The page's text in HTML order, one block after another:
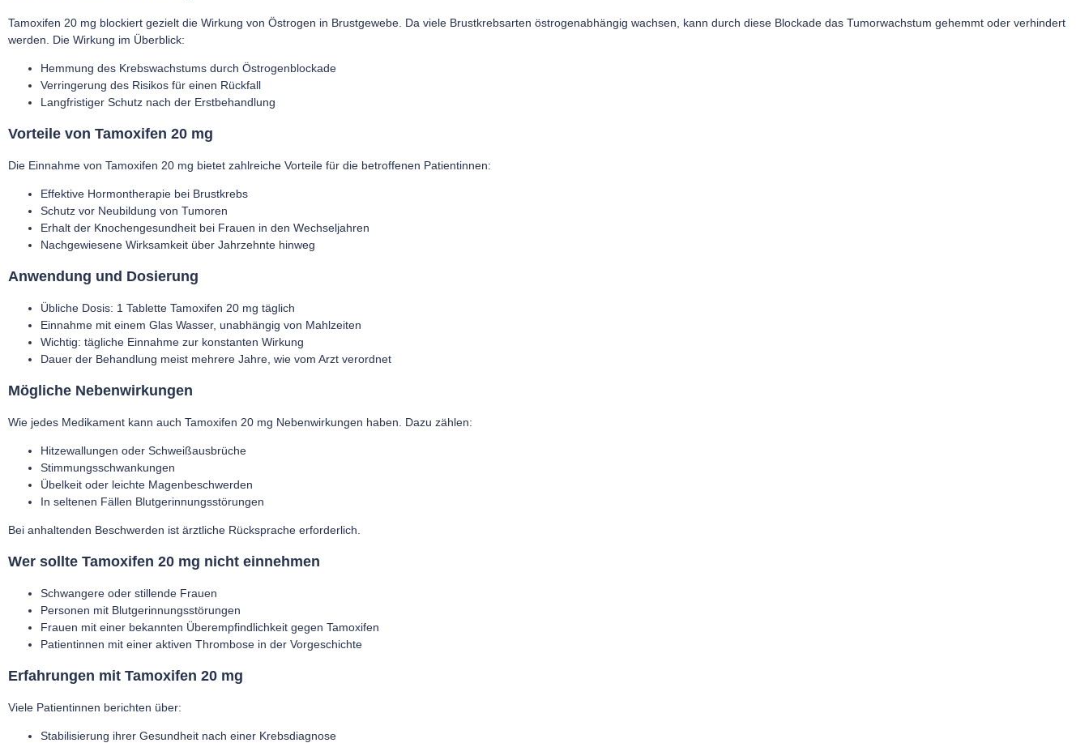
Tamoxifen 20 mg blockiert gezielt die Wirkung von Östrogen in Brustgewebe. Da viele Brustkrebsarten östrogenabhängig wachsen, kann durch diese Blockade das Tumorwachstum gehemmt oder verhindert
werden. Die Wirkung im Überblick:
Hemmung des Krebswachstums durch Östrogenblockade
Verringerung des Risikos für einen Rückfall
Langfristiger Schutz nach der Erstbehandlung
Vorteile von Tamoxifen 20 mg
Die Einnahme von Tamoxifen 20 mg bietet zahlreiche Vorteile für die betroffenen Patientinnen:
Effektive Hormontherapie bei Brustkrebs
Schutz vor Neubildung von Tumoren
Erhalt der Knochengesundheit bei Frauen in den Wechseljahren
Nachgewiesene Wirksamkeit über Jahrzehnte hinweg
Anwendung und Dosierung
Übliche Dosis: 1 Tablette Tamoxifen 20 mg täglich
Einnahme mit einem Glas Wasser, unabhängig von Mahlzeiten
Wichtig: tägliche Einnahme zur konstanten Wirkung
Dauer der Behandlung meist mehrere Jahre, wie vom Arzt verordnet
Mögliche Nebenwirkungen
Wie jedes Medikament kann auch Tamoxifen 20 mg Nebenwirkungen haben. Dazu zählen:
Hitzewallungen oder Schweißausbrüche
Stimmungsschwankungen
Übelkeit oder leichte Magenbeschwerden
In seltenen Fällen Blutgerinnungsstörungen
Bei anhaltenden Beschwerden ist ärztliche Rücksprache erforderlich.
Wer sollte Tamoxifen 20 mg nicht einnehmen
Schwangere oder stillende Frauen
Personen mit Blutgerinnungsstörungen
Frauen mit einer bekannten Überempfindlichkeit gegen Tamoxifen
Patientinnen mit einer aktiven Thrombose in der Vorgeschichte
Erfahrungen mit Tamoxifen 20 mg
Viele Patientinnen berichten über:
Stabilisierung ihrer Gesundheit nach einer Krebsdiagnose